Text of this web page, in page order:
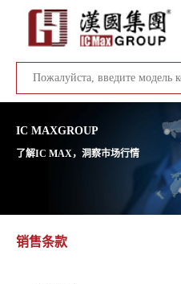
IC MAXGROUP
了解IC MAX，洞察市场行情
销售条款